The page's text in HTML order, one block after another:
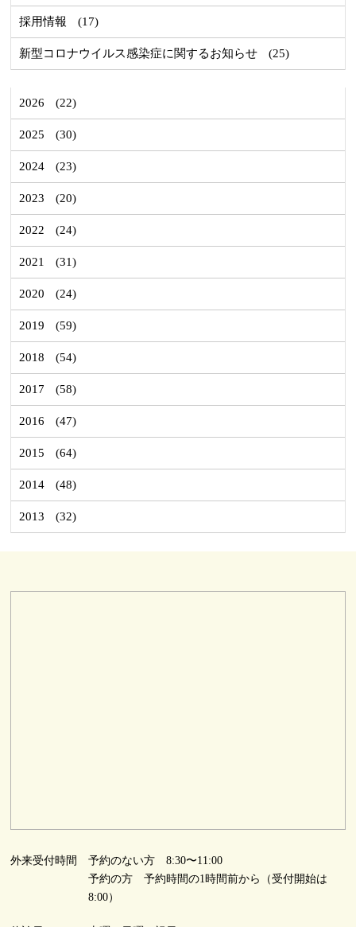
採用情報 (17)
新型コロナウイルス感染症に関するお知らせ (25)
2026 (22)
2025 (30)
2024 (23)
2023 (20)
2022 (24)
2021 (31)
2020 (24)
2019 (59)
2018 (54)
2017 (58)
2016 (47)
2015 (64)
2014 (48)
2013 (32)
外来受付時間
予約のない方 8:30〜11:00
予約の方 予約時間の1時間前から（受付開始は
8:00）